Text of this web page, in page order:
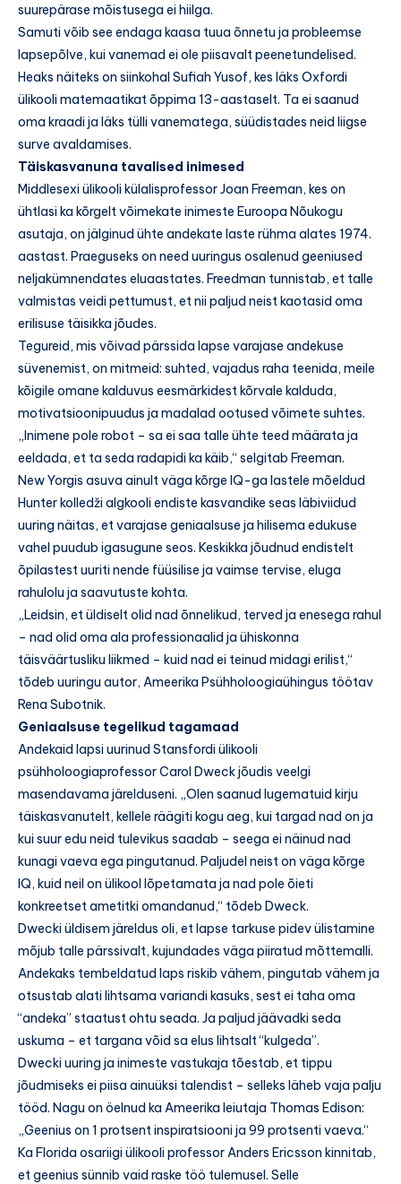
suurepärase mõistusega ei hiilga.
Samuti võib see endaga kaasa tuua õnnetu ja probleemse
lapsepõlve, kui vanemad ei ole piisavalt peenetundelised.
Heaks näiteks on siinkohal Sufiah Yusof, kes läks Oxfordi
ülikooli matemaatikat õppima 13-aastaselt. Ta ei saanud
oma kraadi ja läks tülli vanematega, süüdistades neid liigse
surve avaldamises.
Täiskasvanuna tavalised inimesed
Middlesexi ülikooli külalisprofessor Joan Freeman, kes on
ühtlasi ka kõrgelt võimekate inimeste Euroopa Nõukogu
asutaja, on jälginud ühte andekate laste rühma alates 1974.
aastast. Praeguseks on need uuringus osalenud geeniused
neljakümnendates eluaastates. Freedman tunnistab, et talle
valmistas veidi pettumust, et nii paljud neist kaotasid oma
erilisuse täisikka jõudes.
Tegureid, mis võivad pärssida lapse varajase andekuse
süvenemist, on mitmeid: suhted, vajadus raha teenida, meile
kõigile omane kalduvus eesmärkidest kõrvale kalduda,
motivatsioonipuudus ja madalad ootused võimete suhtes.
„Inimene pole robot – sa ei saa talle ühte teed määrata ja
eeldada, et ta seda radapidi ka käib,“ selgitab Freeman.
New Yorgis asuva ainult väga kõrge IQ-ga lastele mõeldud
Hunter kolledži algkooli endiste kasvandike seas läbiviidud
uuring näitas, et varajase geniaalsuse ja hilisema edukuse
vahel puudub igasugune seos. Keskikka jõudnud endistelt
õpilastest uuriti nende füüsilise ja vaimse tervise, eluga
rahulolu ja saavutuste kohta.
„Leidsin, et üldiselt olid nad õnnelikud, terved ja enesega rahul
– nad olid oma ala professionaalid ja ühiskonna
täisväärtusliku liikmed – kuid nad ei teinud midagi erilist,“
tõdeb uuringu autor, Ameerika Psühholoogiaühingus töötav
Rena Subotnik.
Geniaalsuse tegelikud tagamaad
Andekaid lapsi uurinud Stansfordi ülikooli
psühholoogiaprofessor Carol Dweck jõudis veelgi
masendavama järelduseni. „Olen saanud lugematuid kirju
täiskasvanutelt, kellele räägiti kogu aeg, kui targad nad on ja
kui suur edu neid tulevikus saadab – seega ei näinud nad
kunagi vaeva ega pingutanud. Paljudel neist on väga kõrge
IQ, kuid neil on ülikool lõpetamata ja nad pole õieti
konkreetset ametitki omandanud,“ tõdeb Dweck.
Dwecki üldisem järeldus oli, et lapse tarkuse pidev ülistamine
mõjub talle pärssivalt, kujundades väga piiratud mõttemalli.
Andekaks tembeldatud laps riskib vähem, pingutab vähem ja
otsustab alati lihtsama variandi kasuks, sest ei taha oma
“andeka” staatust ohtu seada. Ja paljud jäävadki seda
uskuma – et targana võid sa elus lihtsalt “kulgeda”.
Dwecki uuring ja inimeste vastukaja tõestab, et tippu
jõudmiseks ei piisa ainuüksi talendist – selleks läheb vaja palju
tööd. Nagu on öelnud ka Ameerika leiutaja Thomas Edison:
„Geenius on 1 protsent inspiratsiooni ja 99 protsenti vaeva.“
Ka Florida osariigi ülikooli professor Anders Ericsson kinnitab,
et geenius sünnib vaid raske töö tulemusel. Selle